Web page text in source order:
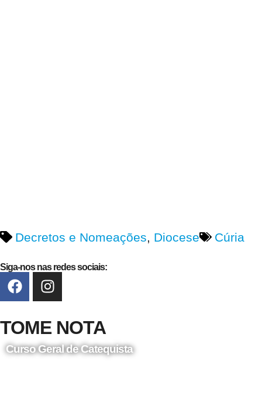
Decretos e Nomeações Diocese Cúria
Siga-nos nas redes sociais:
TOME NOTA
Curso Geral de Catequista